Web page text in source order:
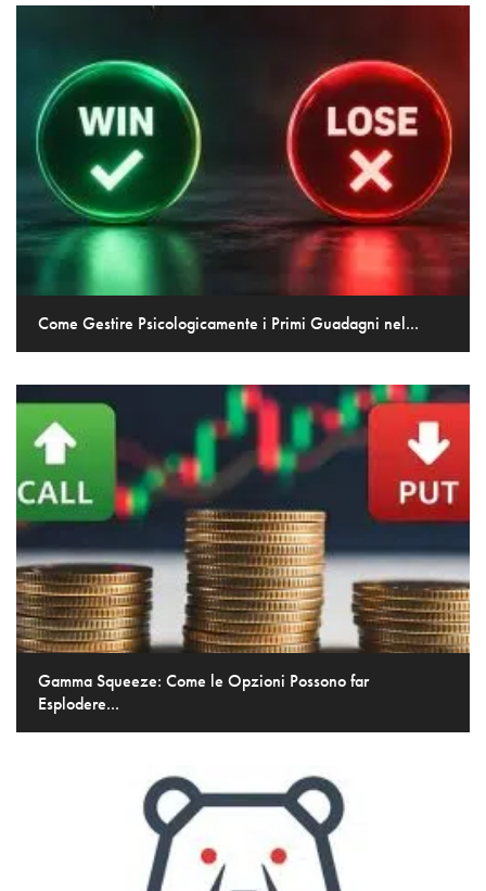
Come Gestire Psicologicamente i Primi Guadagni nel...
Gamma Squeeze: Come le Opzioni Possono far
Esplodere...